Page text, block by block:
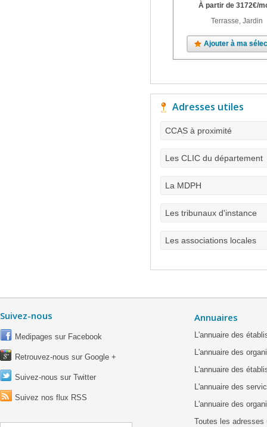
À partir de 3172€/
Terrasse, Jardin
Ajouter à ma
Adresses utiles
CCAS à proximité
Les CLIC du département
La MDPH
Les tribunaux d'instance
Les associations locales
Suivez-nous
Medipages sur Facebook
Retrouvez-nous sur Google +
Suivez-nous sur Twitter
Suivez nos flux RSS
Annuaires
L'annuaire des
L'annuaire des
L'annuaire des
L'annuaire des
L'annuaire des
Toutes les adresses